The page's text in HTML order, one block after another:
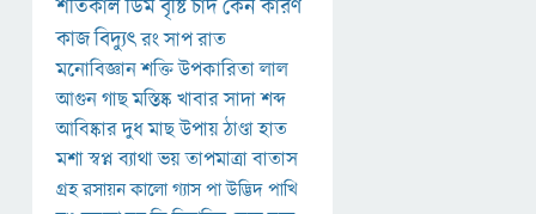
শীতকালডিমবৃষ্টিচাঁদকেনকারণ
কাজবিদ্যুৎরংসাপরাত
মনোবিজ্ঞানশক্তিউপকারিতালাল
আগুনগাছমস্তিষ্কখাবারসাদাশব্দ
আবিষ্কারদুধমাছউপায়ঠাণ্ডাহাত
মশাস্বপ্নব্যাথাভয়তাপমাত্রাবাতাস
গ্রহরসায়নকালোগ্যাসপাউদ্ভিদপাখি